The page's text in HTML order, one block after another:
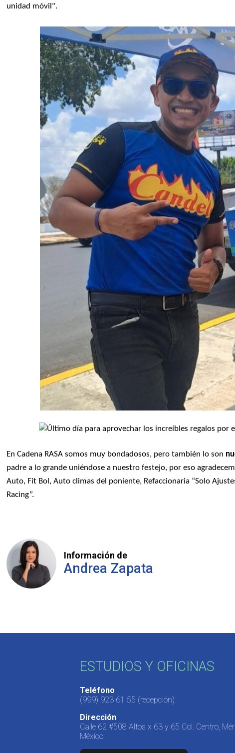
unidad móvil".
En Cadena RASA somos muy bondadosos, pero también lo son
padre a lo grande uniéndose a nuestro festejo, por eso
Auto, Fit Bol, Auto climas del poniente, Refaccionaria “Solo
Racing”.
Información de
Andrea Zapata
ESTUDIOS Y OFICINAS
Teléfono
(999) 923 61 55 (recepción)
Dirección
Calle 62 #508 Altos x 63 y 65 Col. Centro,
México.